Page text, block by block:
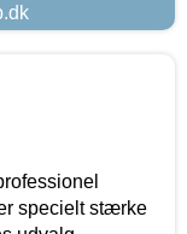
specielt stærke